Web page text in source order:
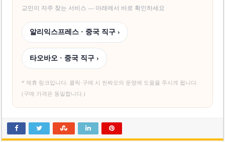
교민이 자주 찾는 서비스 — 아래에서 바로 확인하세요
알리익스프레스 · 중국 직구 ›
타오바오 · 중국 직구 ›
* 제휴 링크입니다. 클릭·구매 시 씬짜오의 운영에 도움을 주시게 됩니다.
(구매 가격은 동일합니다.)